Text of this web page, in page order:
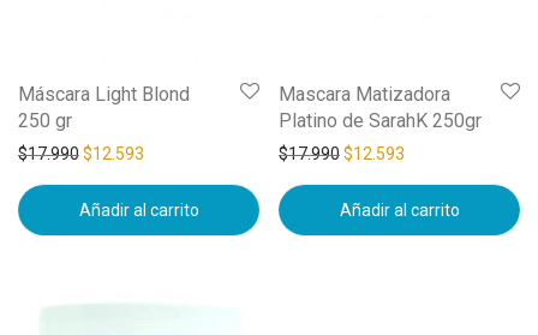
Máscara Light Blond
250 gr
$17.990$12.593
Añadir al carrito
Mascara Matizadora
Platino de SarahK 250gr
$17.990$12.593
Añadir al carrito